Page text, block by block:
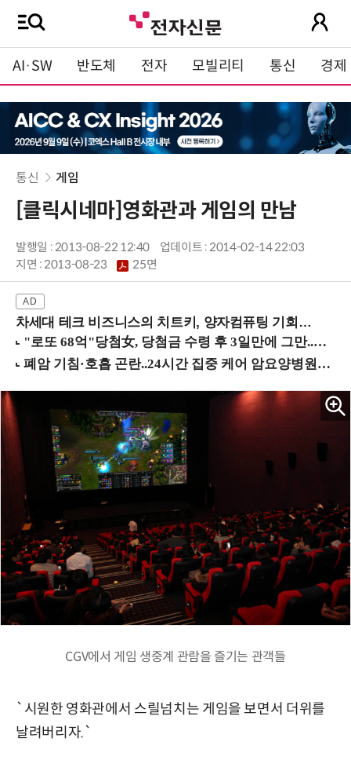
AI·SW 반도체 전자 모빌리티 통신 경제
통신 게임
[클릭시네마]영화관과 게임의 만남
발행일 : 2013-08-22 12:40
업데이트 : 2014-02-14 22:03
지면 :2013-08-23 25면
차세대 테크 비즈니스의 치트키, 양자컴퓨팅 기회를 선점하라! (8/28 강남역)
CGV에서 게임 생중계 관람을 즐기는 관객들
`시원한 영화관에서 스릴넘치는 게임을 보면서 더위를
날려버리자.`